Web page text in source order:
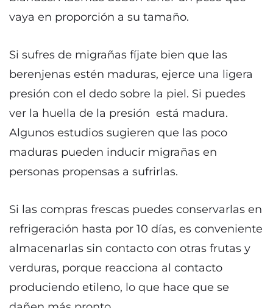
vaya en proporción a su tamaño.
Si sufres de migrañas fíjate bien que las
berenjenas estén maduras, ejerce una ligera
presión con el dedo sobre la piel. Si puedes
ver la huella de la presión está madura.
Algunos estudios sugieren que las poco
maduras pueden inducir migrañas en
personas propensas a sufrirlas.
Si las compras frescas puedes conservarlas en
refrigeración hasta por 10 días, es conveniente
almacenarlas sin contacto con otras frutas y
verduras, porque reacciona al contacto
produciendo etileno, lo que hace que se